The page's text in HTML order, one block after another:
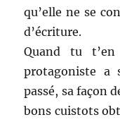
qu’elle ne se
d’écriture.
Quand tu
protagoniste a
passé, sa façon
bons cuistots